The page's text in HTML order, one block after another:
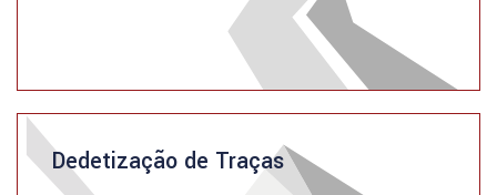
Dedetização de Traças